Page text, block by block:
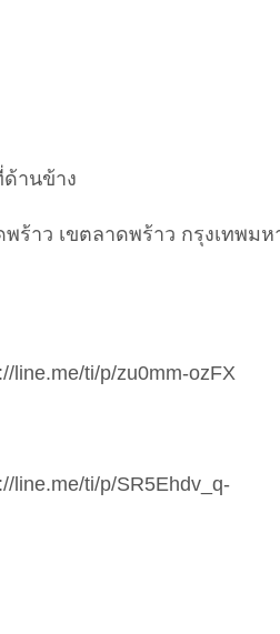
านข้าง
าว เขตลาดพร้าว กรุงเทพมห
ti/p/zu0mm-ozFX
ti/p/SR5Ehdv_q-